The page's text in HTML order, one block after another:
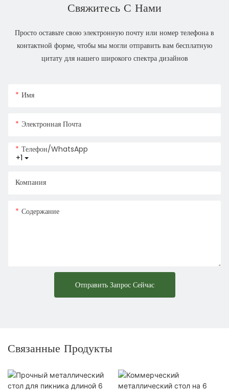
Свяжитесь С Нами
Просто оставьте свою электронную почту или номер телефона в
контактной форме, чтобы мы могли отправить вам бесплатную
цитату для нашего широкого спектра дизайнов
Имя
Электронная Почта
+1
Телефон/WhatsApp
Компания
Содержание
Отправить Запрос Сейчас
Связанные Продукты